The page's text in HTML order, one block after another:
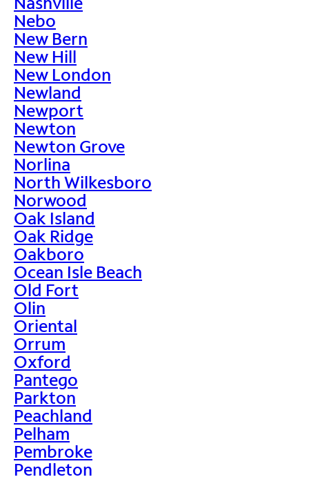
Nebo
New Bern
New Hill
New London
Newland
Newport
Newton
Newton Grove
Norlina
North Wilkesboro
Norwood
Oak Island
Oak Ridge
Oakboro
Ocean Isle Beach
Old Fort
Olin
Oriental
Orrum
Oxford
Pantego
Parkton
Peachland
Pelham
Pembroke
Pendleton